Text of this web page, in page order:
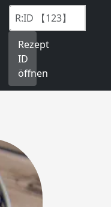
Rezept
ID
öffnen